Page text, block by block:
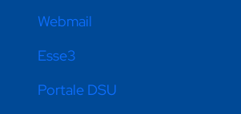
Webmail
Esse3
Portale DSU